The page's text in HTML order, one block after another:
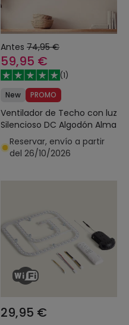
Antes 74,95 €
59,95 €
(1)
New
PROMO
Ventilador de Techo con luz
Silencioso DC Algodón Alma
Reservar, envío a partir
del 26/10/2026
29,95 €